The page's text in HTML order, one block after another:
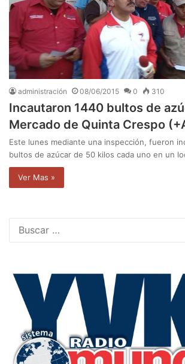
administración 08/06/2015 0 310
Incautaron 1440 bultos de
Mercado de Quinta Crespo
Este lunes mediante una inspección, fueron
bultos de azúcar de 50 kilos cada uno en un
Ver Mas »